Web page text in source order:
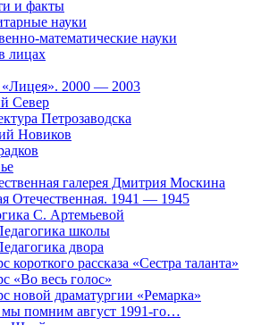
и факты
науки
математические науки
лицах
2000 — 2003
Север
Петрозаводска
Новиков
галерея Дмитрия Москина
Отечественная. 1941 — 1945
С. Артемьевой
школы
двора
короткого рассказа «Сестра таланта»
«Во весь голос»
новой драматургии «Ремарка»
помним август 1991-го…